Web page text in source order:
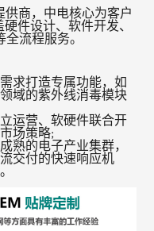
商，中电核心为客户
件设计、软件开发、
流程服务。
求打造专属功能，如
域的紫外线消毒模块
运营、软硬件联合开
场策略;
熟的电子产业集群，
交付的快速响应机